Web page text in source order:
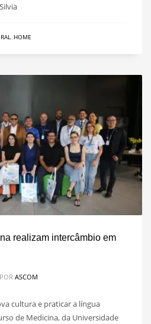
, HOME
realizam intercâmbio em
POR ASCOM
cultura e praticar a língua
de Medicina, da Universidade